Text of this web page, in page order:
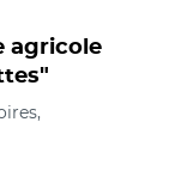
agricole